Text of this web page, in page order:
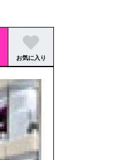
お気に入り